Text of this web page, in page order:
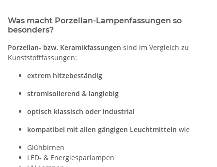
Was macht Porzellan-Lampenfassungen so
besonders?
Porzellan- bzw. Keramikfassungen sind im Vergleich zu
Kunststofffassungen:
extrem hitzebeständig
stromisolierend & langlebig
optisch klassisch oder industrial
kompatibel mit allen gängigen Leuchtmitteln wie
Glühbirnen
LED- & Energiesparlampen